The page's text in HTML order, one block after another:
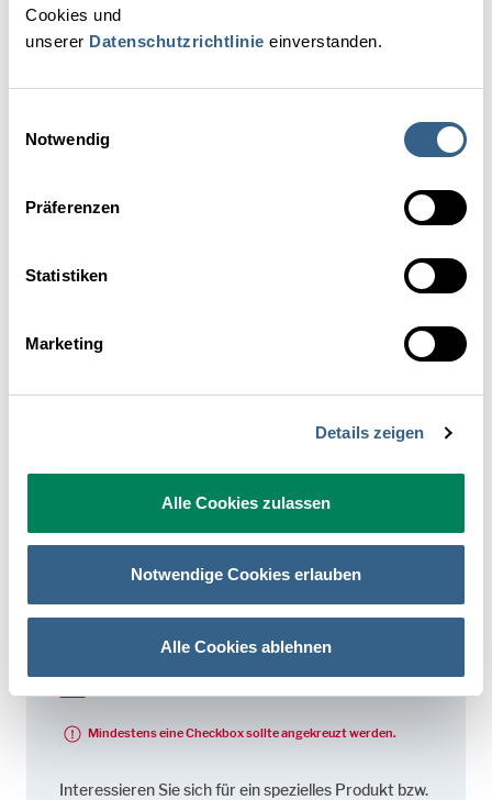
Cookies und
unserer Datenschutzrichtlinie einverstanden.
Notwendig
Präferenzen
Statistiken
Marketing
Details zeigen
Alle Cookies zulassen
Notwendige Cookies erlauben
Alle Cookies ablehnen
Nachname*
Wie dürfen wir mit Ihnen Kontakt
aufnehmen?*
per Telefon
Mindestens eine Checkbox sollte angekreuzt werden.
Interessieren Sie sich für ein spezielles Produkt bzw.